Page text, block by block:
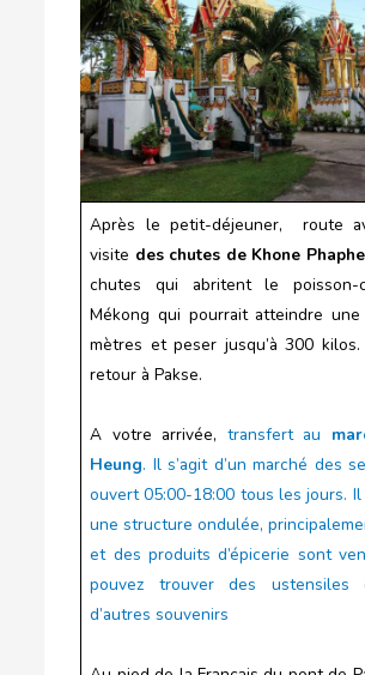
Après le petit-déjeuner, route
visite des chutes de Khone
chutes qui abritent le poisson-
Mékong qui pourrait atteindre
mètres et peser jusqu’à 300
retour à Pakse.
A votre arrivée, transfert au
Heung. Il s’agit d’un marché des
ouvert 05:00-18:00 tous les jours.
une structure ondulée,
et des produits d’épicerie sont
pouvez trouver des
d’autres souvenirs